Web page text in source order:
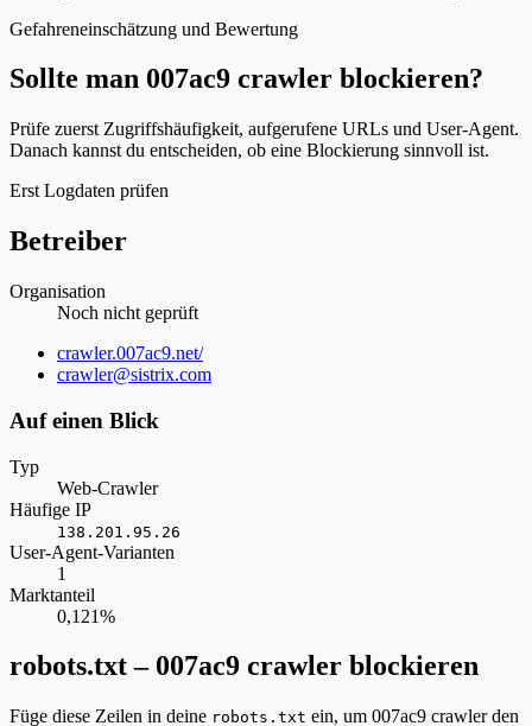
Gefahreneinschätzung und Bewertung
Sollte man 007ac9 crawler blockieren?
Prüfe zuerst Zugriffshäufigkeit, aufgerufene URLs und User-Agent.
Danach kannst du entscheiden, ob eine Blockierung sinnvoll ist.
Erst Logdaten prüfen
Betreiber
Organisation
Noch nicht geprüft
Website
crawler.007ac9.net/
E-
crawler@sistrix.com
Auf einen Blick
Typ
Web-Crawler
Häufige IP
138.201.95.26
User-Agent-Varianten
1
Marktanteil
0,121%
robots.txt – 007ac9 crawler blockieren
Füge diese Zeilen in deine robots.txt ein, um 007ac9 crawler den